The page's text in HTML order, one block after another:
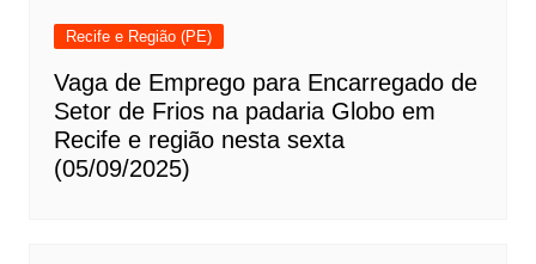
Recife e Região (PE)
Vaga de Emprego para Encarregado de
Setor de Frios na padaria Globo em
Recife e região nesta sexta
(05/09/2025)